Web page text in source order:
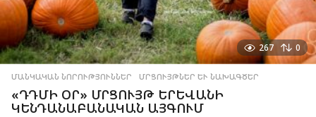
267 0
ՄԱՆԿԱԿԱՆ ՆՈՐՈՒԹՅՈՒՆՆԵՐ ,ՄՐՑՈՒՅԹՆԵՐ ԵՒ ՆԱԽԱԳԾԵՐ
«ԴԴՄԻ ՕՐ» ՄՐՑՈՒՅԹ ԵՐԵՎԱՆԻ
ԿԵՆԴԱՆԱԲԱՆԱԿԱՆ ԱՅԳՈՒՄ